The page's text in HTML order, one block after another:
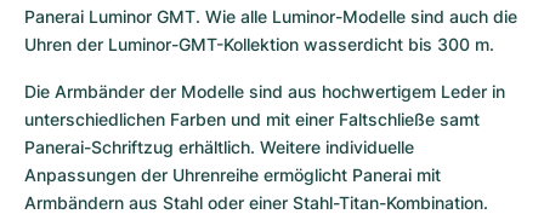
Panerai Luminor GMT. Wie alle Luminor-Modelle sind auch die
Uhren der Luminor-GMT-Kollektion wasserdicht bis 300 m.
Die Armbänder der Modelle sind aus hochwertigem Leder in
unterschiedlichen Farben und mit einer Faltschließe samt
Panerai-Schriftzug erhältlich. Weitere individuelle
Anpassungen der Uhrenreihe ermöglicht Panerai mit
Armbändern aus Stahl oder einer Stahl-Titan-Kombination.